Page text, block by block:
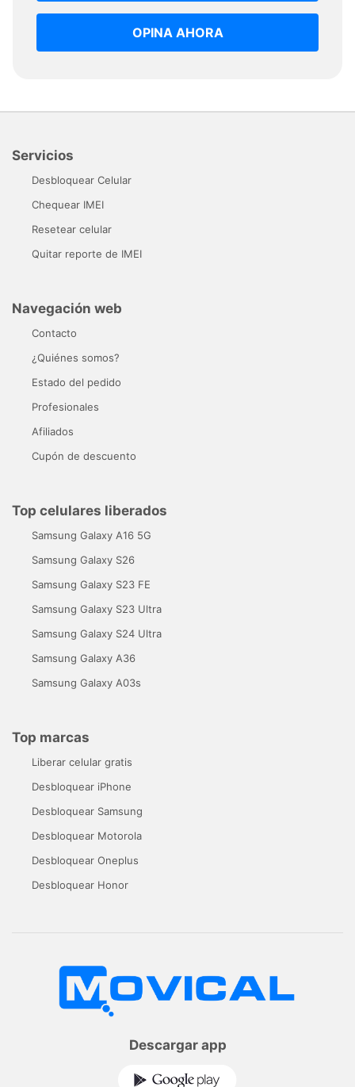
OPINA AHORA
Servicios
Desbloquear Celular
Chequear IMEI
Resetear celular
Quitar reporte de IMEI
Navegación web
Contacto
¿Quiénes somos?
Estado del pedido
Profesionales
Afiliados
Cupón de descuento
Top celulares liberados
Samsung Galaxy A16 5G
Samsung Galaxy S26
Samsung Galaxy S23 FE
Samsung Galaxy S23 Ultra
Samsung Galaxy S24 Ultra
Samsung Galaxy A36
Samsung Galaxy A03s
Top marcas
Liberar celular gratis
Desbloquear iPhone
Desbloquear Samsung
Desbloquear Motorola
Desbloquear Oneplus
Desbloquear Honor
Descargar app